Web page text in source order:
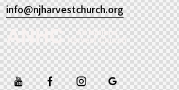
info@njharvestchurch.org